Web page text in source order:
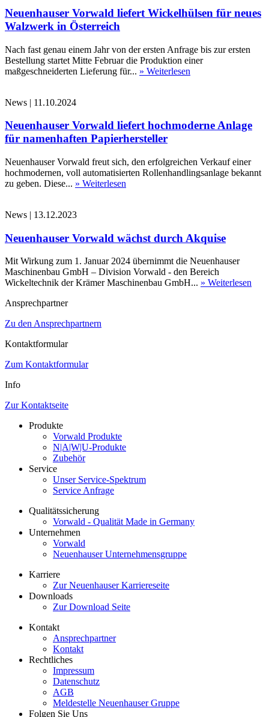
Neuenhauser Vorwald liefert Wickelhülsen für neues
Walzwerk in Österreich
Nach fast genau einem Jahr von der ersten Anfrage bis zur ersten
Bestellung startet Mitte Februar die Produktion einer
maßgeschneiderten Lieferung für... » Weiterlesen
News | 11.10.2024
Neuenhauser Vorwald liefert hochmoderne Anlage
für namenhaften Papierhersteller
Neuenhauser Vorwald freut sich, den erfolgreichen Verkauf einer
hochmodernen, voll automatisierten Rollenhandlingsanlage bekannt
zu geben. Diese... » Weiterlesen
News | 13.12.2023
Neuenhauser Vorwald wächst durch Akquise
Mit Wirkung zum 1. Januar 2024 übernimmt die Neuenhauser
Maschinenbau GmbH – Division Vorwald - den Bereich
Wickeltechnik der Krämer Maschinenbau GmbH... » Weiterlesen
Ansprechpartner
Zu den Ansprechpartnern
Kontaktformular
Zum Kontaktformular
Info
Zur Kontaktseite
Produkte
Vorwald Produkte
N|A|W|U-Produkte
Zubehör
Service
Unser Service-Spektrum
Service Anfrage
Qualitätssicherung
Vorwald - Qualität Made in Germany
Unternehmen
Vorwald
Neuenhauser Unternehmensgruppe
Karriere
Zur Neuenhauser Karriereseite
Downloads
Zur Download Seite
Kontakt
Ansprechpartner
Kontakt
Rechtliches
Impressum
Datenschutz
AGB
Meldestelle Neuenhauser Gruppe
Folgen Sie Uns